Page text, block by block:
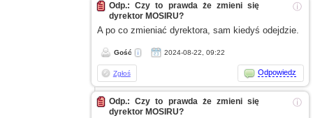
ⓘ
Odp.: Czy to prawda że zmieni się
dyrektor MOSIRU?
A poco zmieniać dyrektora, sam kiedyś odejdzie.
Gość 2024-08-22, 09:22
Zgłoś Odpowiedz
ⓘ
Odp.: Czy to prawda że zmieni się
dyrektor MOSIRU?